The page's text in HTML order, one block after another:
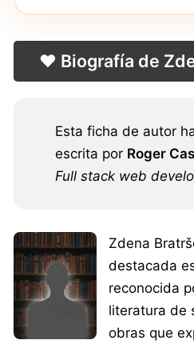
❤️ Biografía de
Esta ficha de autor
escrita por Roger
Full stack web
Zdena
destacada
reconocida
literatura de
obras que